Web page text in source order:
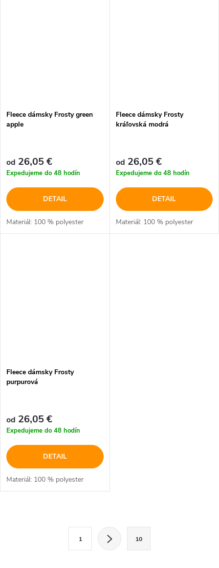
Fleece dámsky Frosty green
apple
od 26,05 €
Expedujeme do 48 hodín
DETAIL
Materiál: 100 % polyester
Fleece dámsky Frosty
kráľovská modrá
od 26,05 €
Expedujeme do 48 hodín
DETAIL
Materiál: 100 % polyester
Fleece dámsky Frosty
purpurová
od 26,05 €
Expedujeme do 48 hodín
DETAIL
Materiál: 100 % polyester
1 10